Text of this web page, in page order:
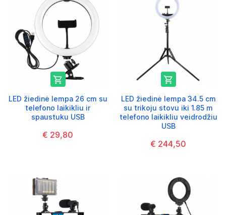

LED žiedinė lempa 26 cm su
telefono laikikliu ir
spaustuku USB
€ 29,80

LED žiedinė lempa 34.5 cm
su trikoju stovu iki 1.85 m
telefono laikikliu veidrodžiu
USB
€ 244,50